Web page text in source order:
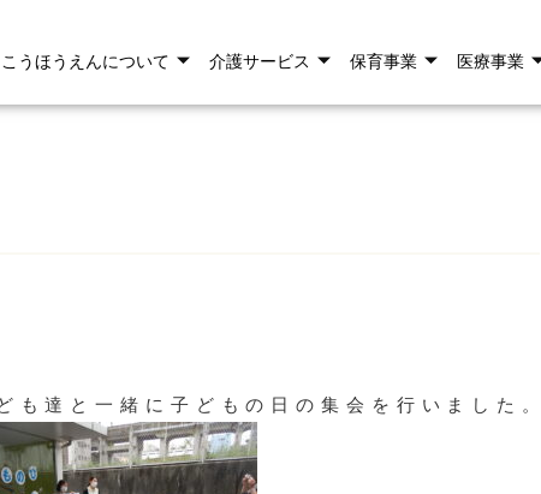
こうほうえんについて 介護サービス 保育事業 医療事業
達と一緒に子どもの日の集会を行いました。